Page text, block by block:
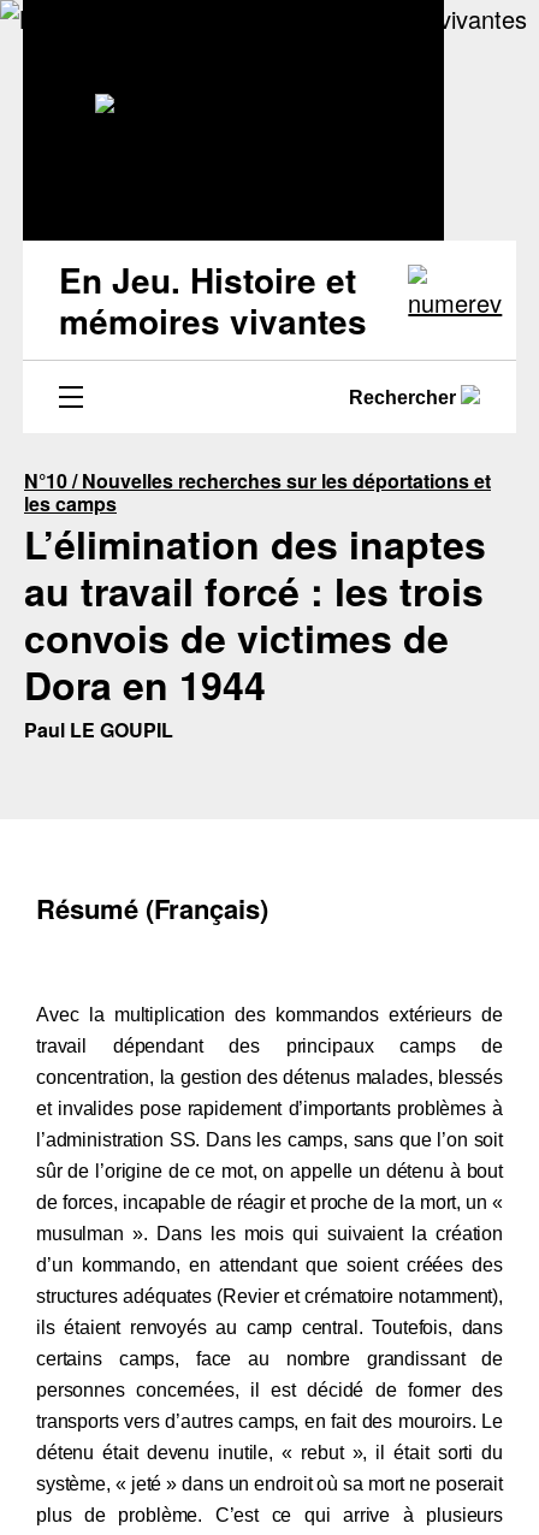
En Jeu. Histoire et
mémoires vivantes
Rechercher
N°10 / Nouvelles recherches sur les déportations et
les camps
L’élimination des inaptes
au travail forcé : les trois
convois de victimes de
Dora en 1944
Paul LE GOUPIL
Résumé (Français)
Avec la multiplication des kommandos extérieurs de
travail dépendant des principaux camps de
concentration, la gestion des détenus malades, blessés
et invalides pose rapidement d’importants problèmes à
l’administration SS. Dans les camps, sans que l’on soit
sûr de l’origine de ce mot, on appelle un détenu à bout
de forces, incapable de réagir et proche de la mort, un «
musulman ». Dans les mois qui suivaient la création
d’un kommando, en attendant que soient créées des
structures adéquates (Revier et crématoire notamment),
ils étaient renvoyés au camp central. Toutefois, dans
certains camps, face au nombre grandissant de
personnes concernées, il est décidé de former des
transports vers d’autres camps, en fait des mouroirs. Le
détenu était devenu inutile, « rebut », il était sorti du
système, « jeté » dans un endroit où sa mort ne poserait
plus de problème. C’est ce qui arrive à plusieurs